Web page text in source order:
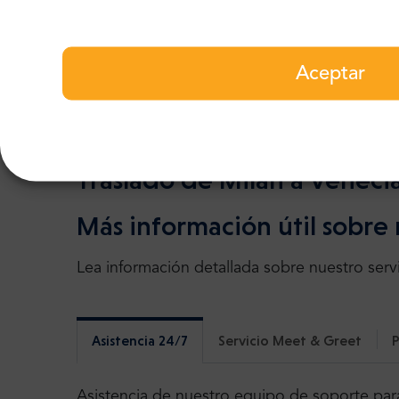
Aceptar
para brindar un servicio aún mejor.
positivas y muchos clientes habituales
Traslado de Milan a
Más información útil sobre
Lea información detallada sobre nuestro
Asistencia 24/7 Servicio Meet & Greet